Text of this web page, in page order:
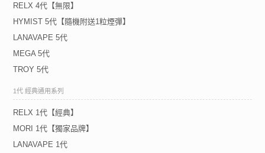
RELX 4代【無限】
HYMIST 5代【隨機附送1粒煙彈】
LANAVAPE 5代
MEGA 5代
TROY 5代
1代 經典通用系列
RELX 1代【經典】
MORI 1代【獨家品牌】
LANAVAPE 1代